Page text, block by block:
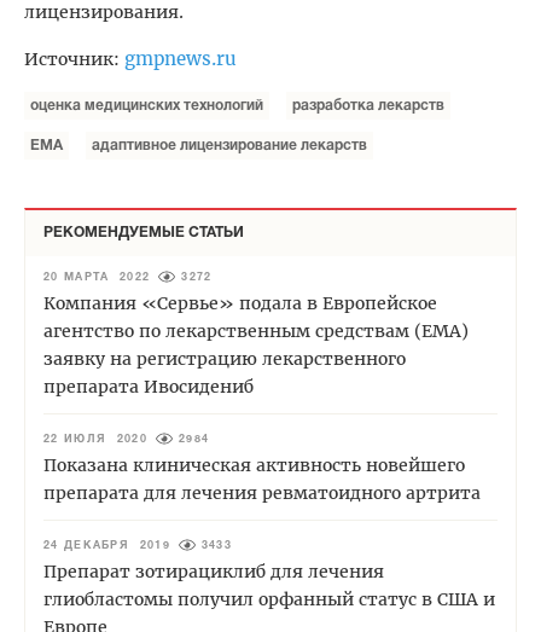
лицензирования.
Источник: gmpnews.ru
оценка медицинских технологий разработка лекарств
ЕМА адаптивное лицензирование лекарств
РЕКОМЕНДУЕМЫЕ СТАТЬИ
20 МАРТА 2022 3272
Компания «Сервье» подала в Европейское
агентство по лекарственным средствам (EMA)
заявку на регистрацию лекарственного
препарата Ивосидениб
22 ИЮЛЯ 2020 2984
Показана клиническая активность новейшего
препарата для лечения ревматоидного артрита
24 ДЕКАБРЯ 2019 3433
Препарат зотирациклиб для лечения
глиобластомы получил орфанный статус в США и
Европе